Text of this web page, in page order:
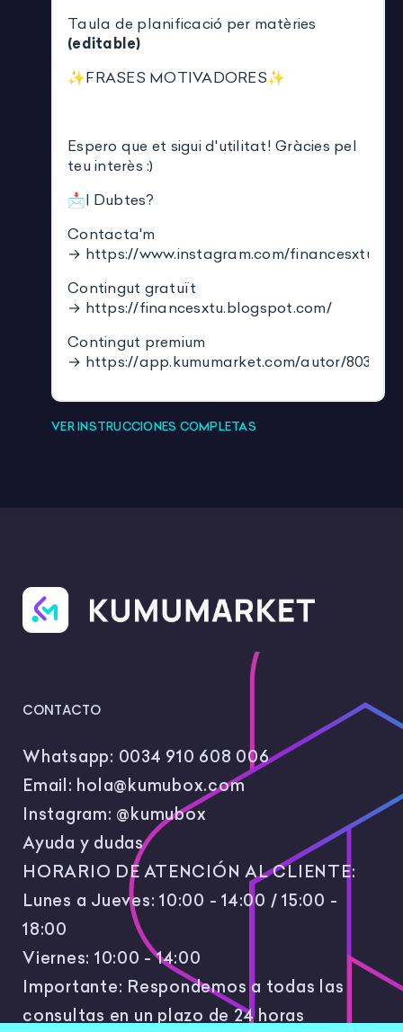
Taula de planificació per matèries
(editable)
✨FRASES MOTIVADORES✨
Espero que et sigui d'utilitat! Gràcies pel
teu interès :)
📩| Dubtes?
Contacta'm
→ https://www.instagram.com/financesxtu/
Contingut gratuït
→ https://financesxtu.blogspot.com/
Contingut premium
→ https://app.kumumarket.com/autor/803
VER INSTRUCCIONES COMPLETAS
CONTACTO
Whatsapp: 0034 910 608 006
Email: hola@kumubox.com
Instagram: @kumubox
Ayuda y dudas
HORARIO DE ATENCIÓN AL CLIENTE:
Lunes a Jueves: 10:00 - 14:00 / 15:00 -
18:00
Viernes: 10:00 - 14:00
Importante: Respondemos a todas las
consultas en un plazo de 24 horas